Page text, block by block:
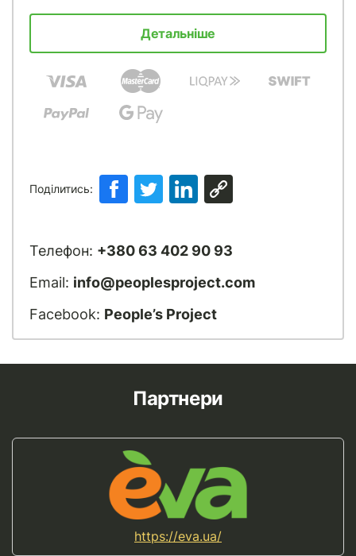
Детальніше
Поділитись:
Телефон: +380 63 402 90 93
Email: info@peoplesproject.com
Facebook: People’s Project
Партнери
https://eva.ua/